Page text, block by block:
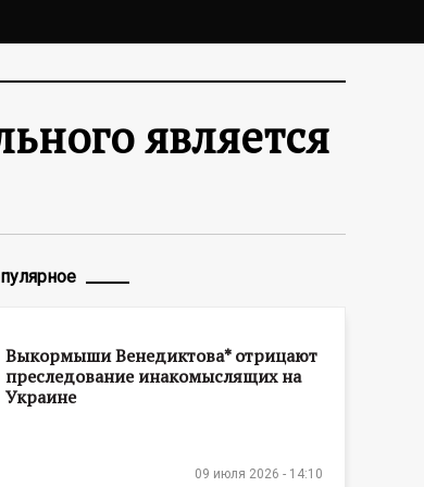
является
Выкормыши Венедиктова* отрицают
преследование инакомыслящих на
Украине
09 июля 2026 - 14:10